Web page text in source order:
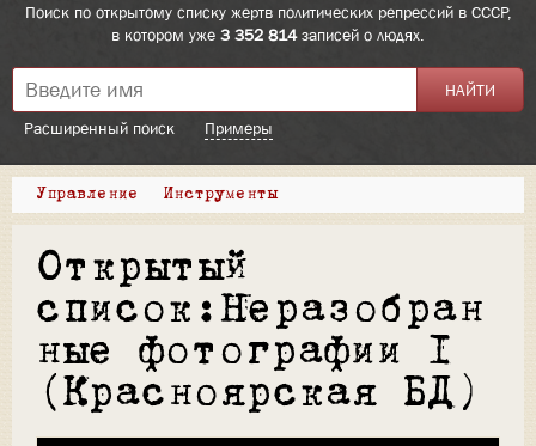
Поиск по открытому списку жертв политических репрессий в СССР,
в котором уже 3 352 814записей о людях.
Расширенный поиск Примеры
Управление Инструменты
Открытый
список:Неразобран
ные фотографии 1
(Красноярская БД)